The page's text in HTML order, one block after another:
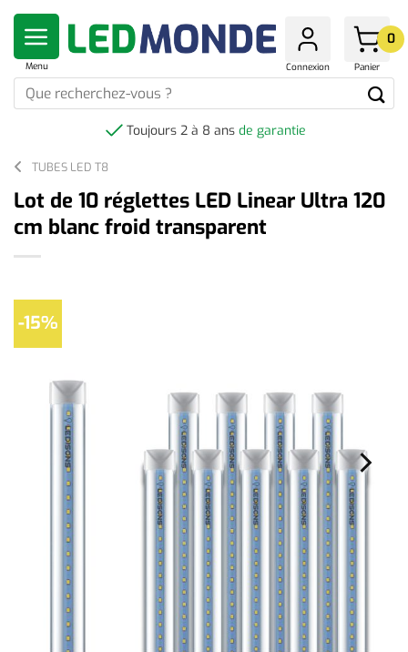
Skip
content
Menu Connexion Panier
0
Que
recherchez-
Toujours 2 à 8 ans de garantie
TUBES LED T8
Lot de 10 réglettes LED Linear Ultra 120
cm blanc froid transparent
-15%